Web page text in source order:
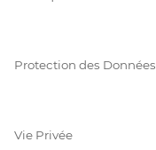
Protection des Données
Vie Privée